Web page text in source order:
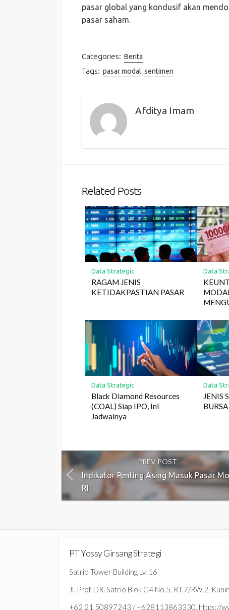
pasar global yang kondusif akan
pasar saham.
Categories: Berita
Tags: pasar modal sentimen
Afditya Imam
Related Posts
Data Strategic
RAGAM JENIS
KETIDAKPASTIAN PASAR
Data
Data Strategic
Black Diamond Resources
(COAL) Siap IPO, Ini
Jadwalnya
Data
JENIS
BURSA
PREV POST
Indikator Penting Asing Masuk Pasar
RI
PT Yossy Girsang Strategi
Satrio Tower Building Lv. 16
Jl. Prof. DR. Satrio Blok C4 No.5, RT.7/RW.2,
+62 21 50897243 / +628113863330, https://